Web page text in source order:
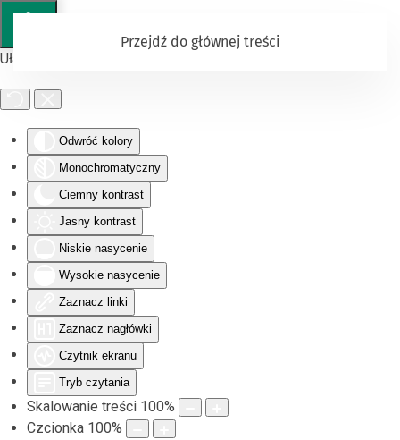
Ułatwienia dostępu
Odwróć kolory
Monochromatyczny
Ciemny kontrast
Jasny kontrast
Niskie nasycenie
Wysokie nasycenie
Zaznacz linki
Zaznacz nagłówki
Czytnik ekranu
Tryb czytania
Skalowanie treści 100%
Czcionka 100%
Przejdź do głównej treści